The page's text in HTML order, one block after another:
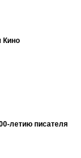
Кино
летию писателя